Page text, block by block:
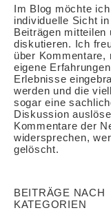
Im Blog möchte
individuelle Sicht
Beiträgen mitteilen
diskutieren. Ich
über Kommentare,
eigene
Erlebnisse
werden und die
sogar eine
Diskussion
Kommentare der
widersprechen,
gelöscht.
BEITRÄGE NACH
KATEGORIEN